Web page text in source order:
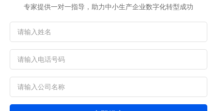
专家提供一对一指导，助力中小生产企业数字化转型成功